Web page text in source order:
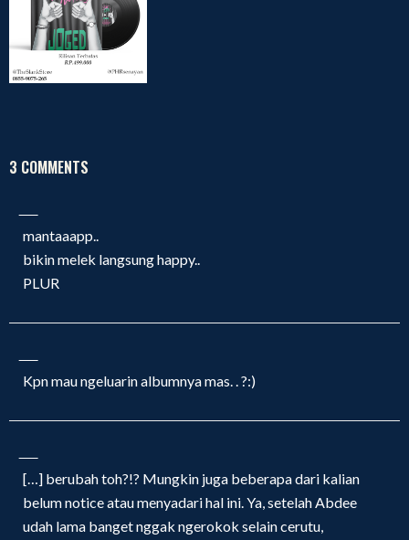
3 COMMENTS
mantaaapp..
bikin melek langsung happy..
PLUR
Kpn mau ngeluarin albumnya mas. . ?:)
[…] berubah toh?!? Mungkin juga beberapa dari kalian
belum notice atau menyadari hal ini. Ya, setelah Abdee
udah lama banget nggak ngerokok selain cerutu,